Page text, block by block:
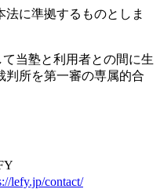
に準拠するものとしま
当塾と利用者との間に生
判所を第一審の専属的合
lefy.jp/contact/